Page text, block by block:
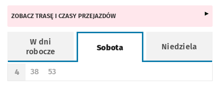
ZOBACZ TRASĘ I CZASY PRZEJAZDÓW
W dni
robocze
Sobota Niedziela
Rozkład jazdy -
Godzina odjazdu
4
Odjazd
38
minut po godzinie 4
Odjazd
53
minut po godzinie 4